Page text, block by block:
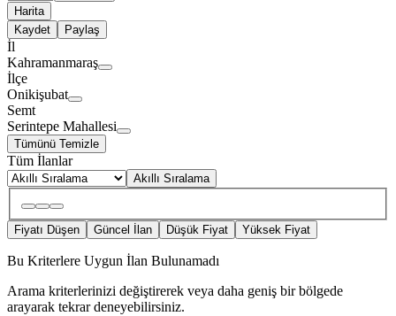
Harita
Kaydet
Paylaş
İl
Kahramanmaraş
İlçe
Onikişubat
Semt
Serintepe Mahallesi
Tümünü Temizle
Tüm İlanlar
Akıllı Sıralama
Fiyatı Düşen Güncel İlan Düşük Fiyat Yüksek Fiyat
Bu Kriterlere Uygun İlan Bulunamadı
Arama kriterlerinizi değiştirerek veya daha geniş bir bölgede
arayarak tekrar deneyebilirsiniz.